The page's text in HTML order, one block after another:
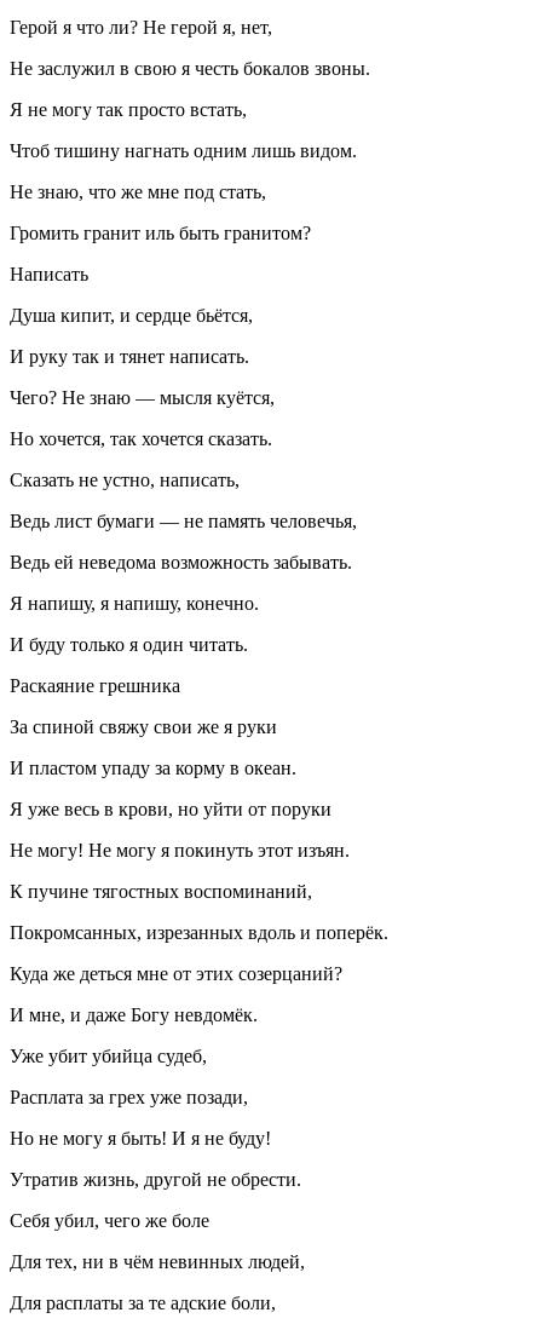
Герой я что ли? Не герой я, нет,
Не заслужил в свою я честь бокалов звоны.
Я не могу так просто встать,
Чтоб тишину нагнать одним лишь видом.
Не знаю, что же мне под стать,
Громить гранит иль быть гранитом?
Написать
Душа кипит, и сердце бьётся,
И руку так и тянет написать.
Чего? Не знаю — мысля куётся,
Но хочется, так хочется сказать.
Сказать не устно, написать,
Ведь лист бумаги — не память человечья,
Ведь ей неведома возможность забывать.
Я напишу, я напишу, конечно.
И буду только я один читать.
Раскаяние грешника
За спиной свяжу свои же я руки
И пластом упаду за корму в океан.
Я уже весь в крови, но уйти от поруки
Не могу! Не могу я покинуть этот изъян.
К пучине тягостных воспоминаний,
Покромсанных, изрезанных вдоль и поперёк.
Куда же деться мне от этих созерцаний?
И мне, и даже Богу невдомёк.
Уже убит убийца судеб,
Расплата за грех уже позади,
Но не могу я быть! И я не буду!
Утратив жизнь, другой не обрести.
Себя убил, чего же боле
Для тех, ни в чём невинных людей,
Для расплаты за те адские боли,